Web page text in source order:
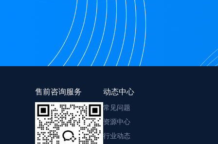
售前咨询服务 动态中心
常见问题
资源中心
行业动态